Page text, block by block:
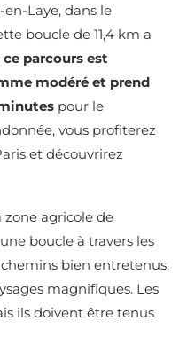
Laye, dans le
boucle de 11,4 km a
ce parcours est
modéré et prend
pour le
vous profiterez
et découvrirez
zone agricole de
boucle à travers les
bien entretenus,
magnifiques. Les
ils doivent être tenus